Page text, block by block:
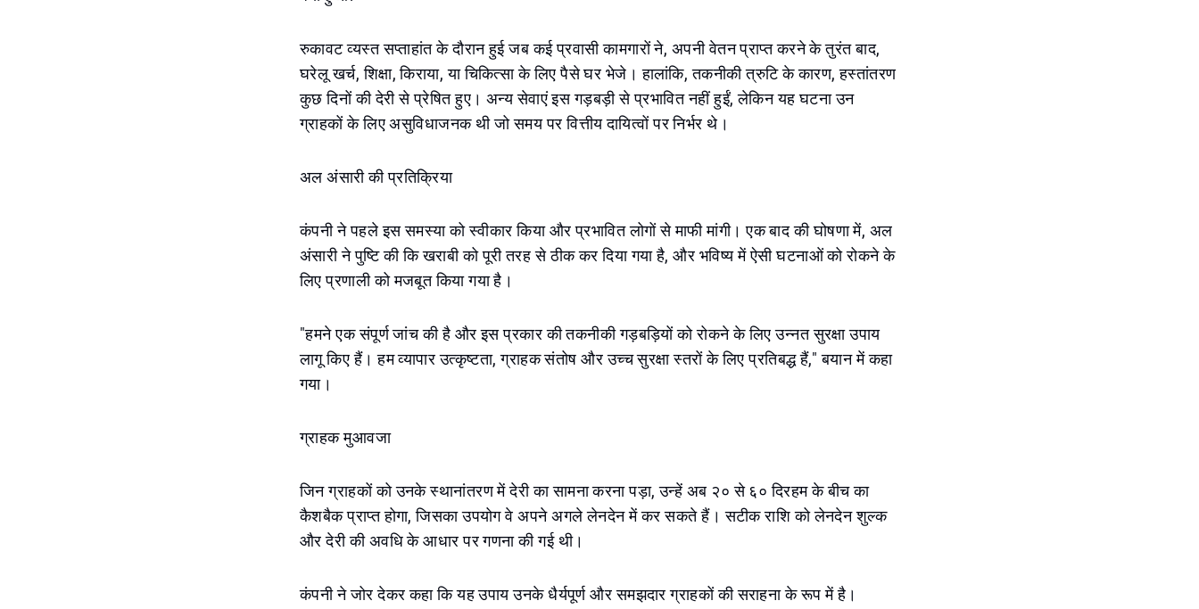
रुकावट व्यस्त सप्ताहांत के दौरान हुई जब कई प्रवासी कामगारों ने, अपनी वेतन प्राप्त करने के तुरंत बाद,
घरेलू खर्च, शिक्षा, किराया, या चिकित्सा के लिए पैसे घर भेजे। हालांकि, तकनीकी त्रुटि के कारण, हस्तांतरण
कुछ दिनों की देरी से प्रेषित हुए। अन्य सेवाएं इस गड़बड़ी से प्रभावित नहीं हुईं, लेकिन यह घटना उन
ग्राहकों के लिए असुविधाजनक थी जो समय पर वित्तीय दायित्वों पर निर्भर थे।
अल अंसारी की प्रतिक्रिया
कंपनी ने पहले इस समस्या को स्वीकार किया और प्रभावित लोगों से माफी मांगी। एक बाद की घोषणा में, अल
अंसारी ने पुष्टि की कि खराबी को पूरी तरह से ठीक कर दिया गया है, और भविष्य में ऐसी घटनाओं को रोकने के
लिए प्रणाली को मजबूत किया गया है।
"हमने एक संपूर्ण जांच की है और इस प्रकार की तकनीकी गड़बड़ियों को रोकने के लिए उन्नत सुरक्षा उपाय
लागू किए हैं। हम व्यापार उत्कृष्टता, ग्राहक संतोष और उच्च सुरक्षा स्तरों के लिए प्रतिबद्ध हैं," बयान में कहा
गया।
ग्राहक मुआवजा
जिन ग्राहकों को उनके स्थानांतरण में देरी का सामना करना पड़ा, उन्हें अब २० से ६० दिरहम के बीच का
कैशबैक प्राप्त होगा, जिसका उपयोग वे अपने अगले लेनदेन में कर सकते हैं। सटीक राशि को लेनदेन शुल्क
और देरी की अवधि के आधार पर गणना की गई थी।
कंपनी ने जोर देकर कहा कि यह उपाय उनके धैर्यपूर्ण और समझदार ग्राहकों की सराहना के रूप में है।